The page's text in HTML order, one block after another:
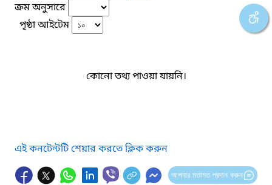
ক্রম অনুসারে
পৃষ্ঠা আইটেম
কোনো তথ্য পাওয়া যায়নি।
এই কনটেন্টটি শেয়ার করতে ক্লিক করুন
আপনার মতামত প্রদান করুন